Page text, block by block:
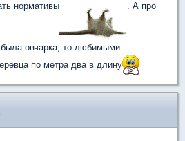
нормативы . А про
была овчарка, то любимыми
по метра два в длину